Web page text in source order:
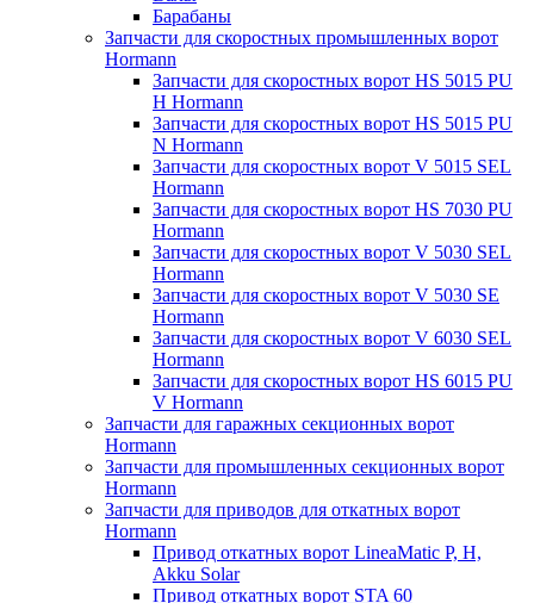
Барабаны
Запчасти для скоростных промышленных ворот
Hormann
Запчасти для скоростных ворот HS 5015 PU
H Hormann
Запчасти для скоростных ворот HS 5015 PU
N Hormann
Запчасти для скоростных ворот V 5015 SEL
Hormann
Запчасти для скоростных ворот HS 7030 PU
Hormann
Запчасти для скоростных ворот V 5030 SEL
Hormann
Запчасти для скоростных ворот V 5030 SE
Hormann
Запчасти для скоростных ворот V 6030 SEL
Hormann
Запчасти для скоростных ворот HS 6015 PU
V Hormann
Запчасти для гаражных секционных ворот
Hormann
Запчасти для промышленных секционных ворот
Hormann
Запчасти для приводов для откатных ворот
Hormann
Привод откатных ворот LineaMatic P, H,
Akku Solar
Привод откатных ворот STA 60